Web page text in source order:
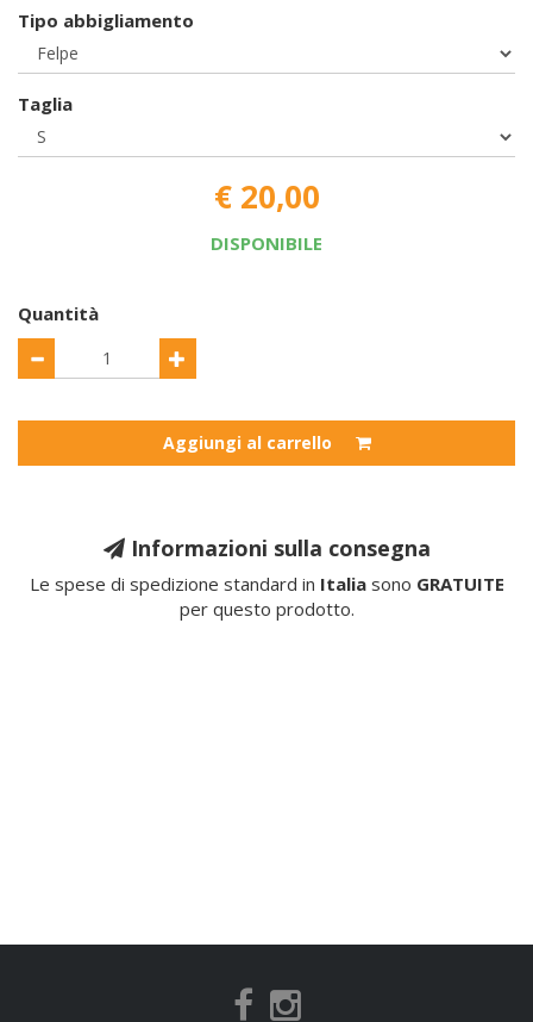
Tipo abbigliamento
Taglia
€ 20,00
DISPONIBILE
Quantità
Aggiungi al carrello
Informazioni sulla consegna
Le spese di spedizione standard in Italiasono GRATUITE
per questo prodotto.